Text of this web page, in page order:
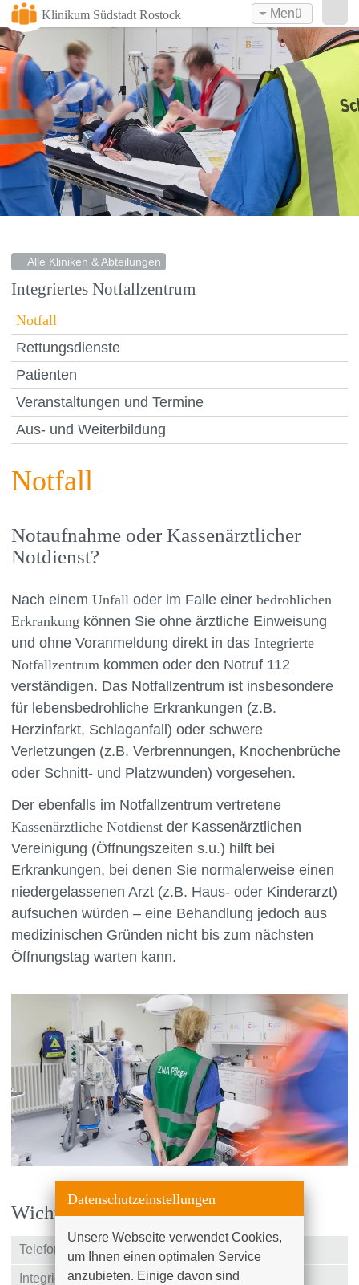
Klinikum Südstadt Rostock Menü
Alle Kliniken & Abteilungen
Integriertes Notfallzentrum
Notfall
Rettungsdienste
Patienten
Veranstaltungen und Termine
Aus- und Weiterbildung
Notfall
Notaufnahme oder Kassenärztlicher
Notdienst?
Nach einem Unfall oder im Falle einer bedrohlichen
Erkrankung können Sie ohne ärztliche Einweisung
und ohne Voranmeldung direkt in das Integrierte
Notfallzentrum kommen oder den Notruf 112
verständigen. Das Notfallzentrum ist insbesondere
für lebensbedrohliche Erkrankungen (z.B.
Herzinfarkt, Schlaganfall) oder schwere
Verletzungen (z.B. Verbrennungen, Knochenbrüche
oder Schnitt- und Platzwunden) vorgesehen.
Der ebenfalls im Notfallzentrum vertretene
Kassenärztliche Notdienst der Kassenärztlichen
Vereinigung (Öffnungszeiten s.u.) hilft bei
Erkrankungen, bei denen Sie normalerweise einen
niedergelassenen Arzt (z.B. Haus- oder Kinderarzt)
aufsuchen würden – eine Behandlung jedoch aus
medizinischen Gründen nicht bis zum nächsten
Öffnungstag warten kann.
Wichtige Telefonnummern
Telefonzentrale +49 (0)381 4401 – 0
Integriertes
+49 (0)381 4401 – 7667
Datenschutzeinstellungen
Unsere Webseite verwendet Cookies,
um Ihnen einen optimalen Service
anzubieten. Einige davon sind